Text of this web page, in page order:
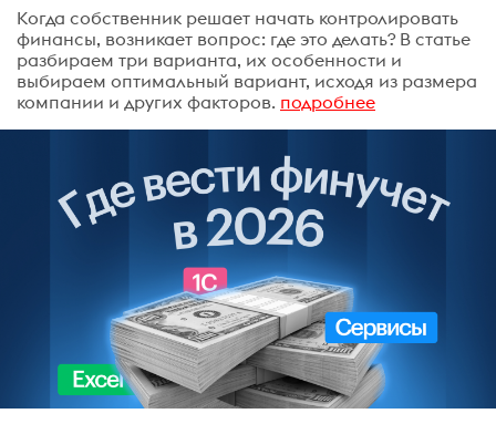
Когда собственник решает начать контролировать
финансы, возникает вопрос: где это делать? В статье
разбираем три варианта, их особенности и
выбираем оптимальный вариант, исходя из размера
компании и других факторов. подробнее